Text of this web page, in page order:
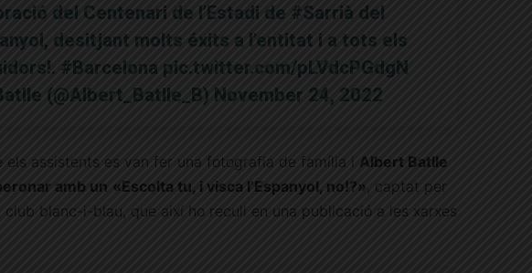
del Centenari de l’Estadi de #Sarrià del
, desitjant molts éxits a l’entitat i a tots els
#Barcelona pic.twitter.com/pLVdcPGdgN
(@Albert_Batlle_B) November 24, 2022
els assistents es van fer una fotografia de família i Albert Batlle
amb un «Escolta tu, i visca l’Espanyol, no!?» , captat per
club blanc-i-blau, que així ho recull en una publicació a les xarxes